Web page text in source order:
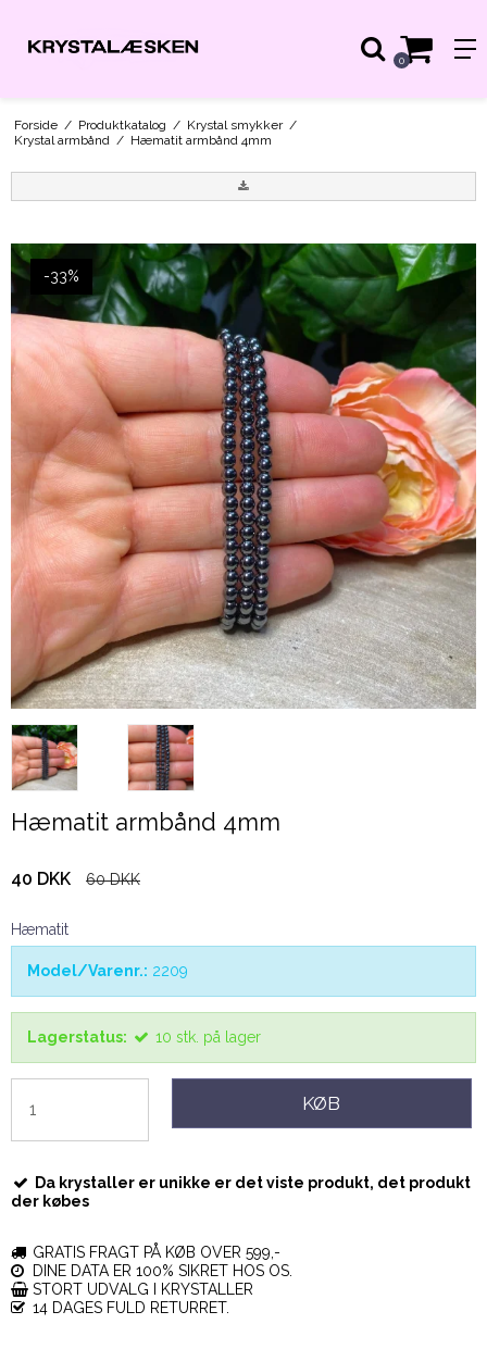
0
Forside / Produktkatalog / Krystal smykker /
Krystal armbånd / Hæmatit armbånd 4mm
-33%
Hæmatit armbånd 4mm
40 DKK 60 DKK
Hæmatit
Model/Varenr.: 2209
Lagerstatus: 10 stk. på lager
KØB
Da krystaller er unikke er det viste produkt, det produkt
der købes
GRATIS FRAGT PÅ KØB OVER 599,-
DINE DATA ER 100% SIKRET HOS OS.
STORT UDVALG I KRYSTALLER
14 DAGES FULD RETURRET.